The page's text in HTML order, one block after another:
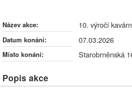
Název akce: 10. výročí
Datum konání: 07.03.2026
Místo konání: Starobrněnská
Popis akce